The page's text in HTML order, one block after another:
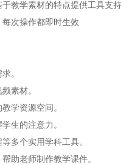
教学素材的特点提供工具支持
次操作都即时生效
。
素材。
学资源空间。
生的注意力。
多个实用学科工具。
助老师制作教学课件。